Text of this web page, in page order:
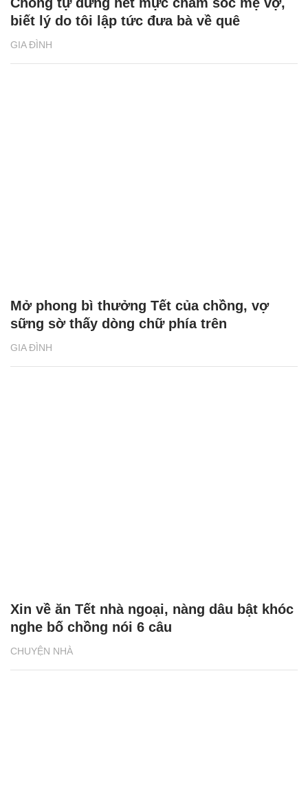
GIA ĐÌNH
biết lý do tôi lập tức đưa bà về quê
GIA ĐÌNH
Mở phong bì thưởng Tết của chồng, vợ
sững sờ thấy dòng chữ phía trên
CHUYỆN NHÀ
Xin về ăn Tết nhà ngoại, nàng dâu bật khóc
nghe bố chồng nói 6 câu